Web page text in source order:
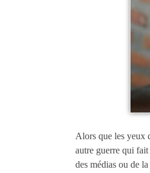
Alors que les yeux
autre guerre qui
des médias ou de